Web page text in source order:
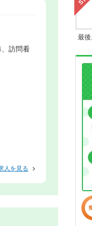
訪問看
人を見る
最後